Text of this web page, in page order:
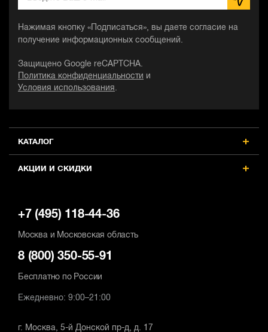
КАТАЛОГ
АКЦИИ И СКИДКИ
Нажимая кнопку «Подписаться», вы даете согласие на
получение информационных сообщений.
Защищено Google reCAPTCHA.
Политика конфиденциальности
и
Условия использования .
+7 (495) 118-44-36
Москва и Московская область
8 (800) 350-55-91
Бесплатно по России
Ежедневно: 9:00–21:00
г. Москва, 5-й Донской пр-д, д. 17